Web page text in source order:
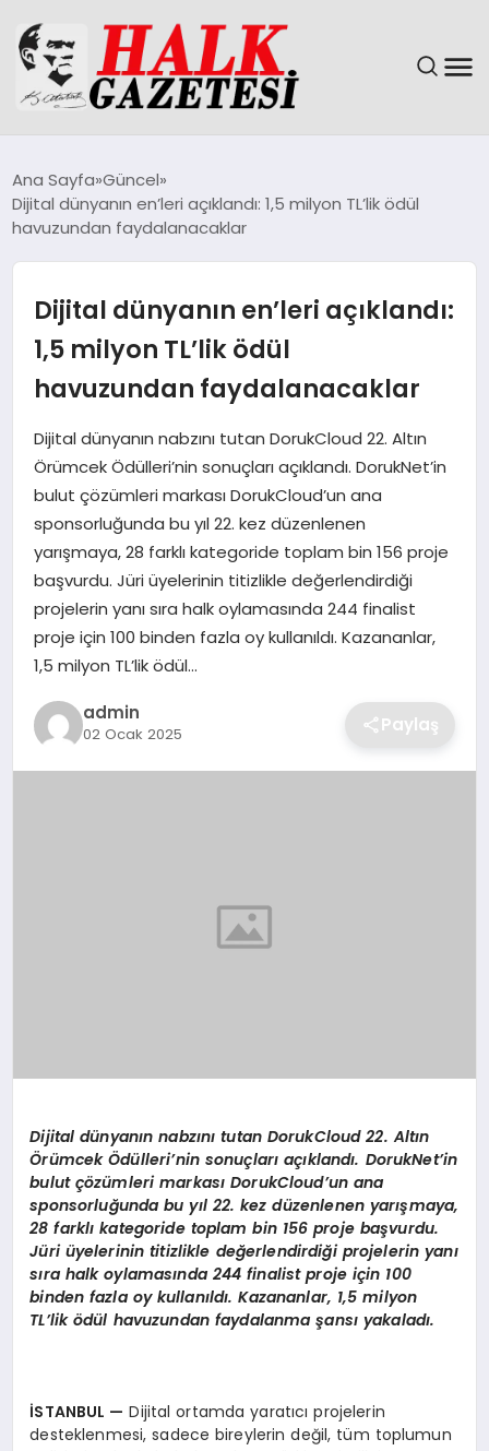
EKONOMI
MAGAZIN
SAĞLIK
SIYASET
SPOR
TEKNOLOJI
YAŞAM
Ana Sayfa Güncel
Dijital dünyanın en’leri açıklandı: 1,5 milyon TL’lik ödül
havuzundan faydalanacaklar
Dijital dünyanın en’leri açıklandı:
1,5 milyon TL’lik ödül
havuzundan faydalanacaklar
Dijital dünyanın nabzını tutan DorukCloud 22. Altın
Örümcek Ödülleri’nin sonuçları açıklandı. DorukNet’in
bulut çözümleri markası DorukCloud’un ana
sponsorluğunda bu yıl 22. kez düzenlenen
yarışmaya, 28 farklı kategoride toplam bin 156 proje
başvurdu. Jüri üyelerinin titizlikle değerlendirdiği
projelerin yanı sıra halk oylamasında 244 finalist
proje için 100 binden fazla oy kullanıldı. Kazananlar,
1,5 milyon TL’lik ödül…
admin
02 Ocak 2025 Paylaş
Dijital dünyanın nabzını tutan DorukCloud 22. Altın
Örümcek Ödülleri’nin sonuçları açıklandı. DorukNet’in
bulut çözümleri markası DorukCloud’un ana
sponsorluğunda bu yıl 22. kez düzenlenen yarışmaya,
28 farklı kategoride toplam bin 156 proje başvurdu.
Jüri üyelerinin titizlikle değerlendirdiği projelerin yanı
sıra halk oylamasında 244 finalist proje için 100
binden fazla oy kullanıldı. Kazananlar, 1,5 milyon
TL’lik ödül havuzundan faydalanma şansı yakaladı.
İSTANBUL — Dijital ortamda yaratıcı projelerin
desteklenmesi, sadece bireylerin değil, tüm toplumun